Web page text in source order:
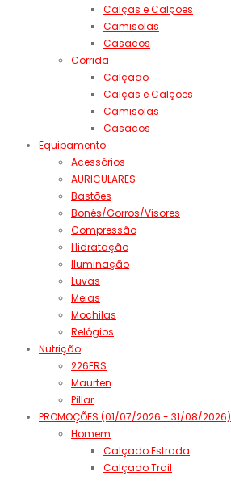
Calças e Calções
Camisolas
Casacos
Corrida
Calçado
Calças e Calções
Camisolas
Casacos
Equipamento
Acessórios
AURICULARES
Bastões
Bonés/Gorros/Visores
Compressão
Hidratação
Iluminação
Luvas
Meias
Mochilas
Relógios
Nutrição
226ERS
Maurten
Pillar
PROMOÇÕES (01/07/2026 - 31/08/2026)
Homem
Calçado Estrada
Calçado Trail